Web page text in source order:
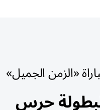
حرس